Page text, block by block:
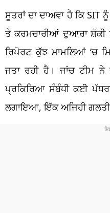
ਸੂਤਰਾਂ ਦਾ ਦਾਅਵਾ ਹੈ ਕਿ SIT
ਤੇ ਕਰਮਚਾਰੀਆਂ ਦੁਆਰਾ ਸ਼ੱਕੀ
ਰਿਪੋਰਟ ਕੁੱਝ ਮਾਮਲਿਆਂ ‘ਚ
ਜਤਾ ਰਹੀ ਹੈ। ਜਾਂਚ ਟੀਮ
ਪ੍ਰਕਿਰਿਆ ਸੰਬੰਧੀ ਕਈ ਪੱਧਰਾਂ
ਲਗਾਇਆ, ਇੱਕ ਅਜਿਹੀ